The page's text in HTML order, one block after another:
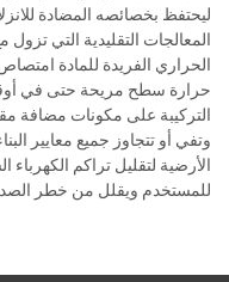
ليحتفظ بخصائصه المضادة
المعالجات التقليدية التي
الحراري الفريدة للمادة
حرارة سطح مريحة حتى في
التركيبة على مكونات مضافة
وتفي أو تتجاوز جميع معايير
الأرضية لتقليل تراكم
للمستخدم ويقلل من خطر